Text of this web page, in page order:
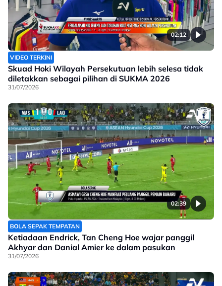
02:12
VIDEO TERKINI
Skuad Hoki Wilayah Persekutuan lebih selesa tidak
diletakkan sebagai pilihan di SUKMA 2026
31/07/2026
02:39
BOLA SEPAK TEMPATAN
Ketiadaan Endrick, Tan Cheng Hoe wajar panggil
Akhyar dan Danial Amier ke dalam pasukan
31/07/2026